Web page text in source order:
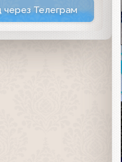
через Телеграм